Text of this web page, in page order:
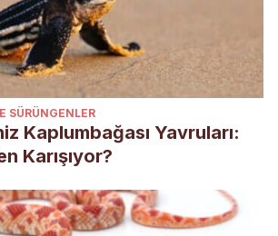
SÜRÜNGENLER
Kaplumbağası Yavruları:
Karışıyor?